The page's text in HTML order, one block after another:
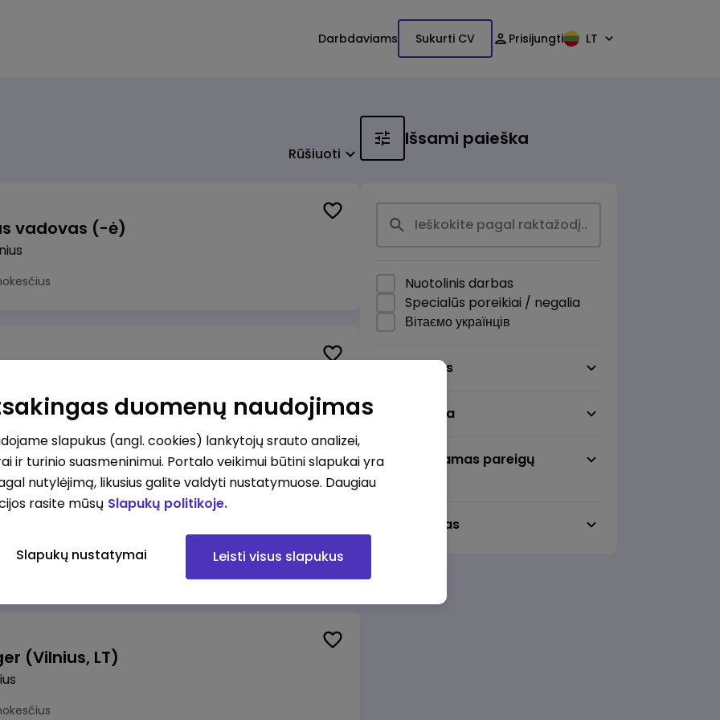
Darbdaviams Sukurti CV Prisijungti LT
Rūšiuoti
vadovas (-ė)
(-ė) (Vilnius, LT)
Veiklos atsparumo departamento vadovė (-as)
(Vilnius, LT)
Išsami paieška
Nuotolinis darbas
Specialūs poreikiai / negalia
Вітаємо українців
Darbo sritis
Darbo vieta
Pageidaujamas pareigų
Darbo laikas
duomenų naudojimas
slapukus (angl. cookies) lankytojų srauto analizei,
ir turinio suasmeninimui. Portalo veikimui būtini slapukai yra
nutylėjimą, likusius galite valdyti nustatymuose. Daugiau
rasite mūsų Slapukų politikoje.
Slapukų nustatymai Leisti visus slapukus